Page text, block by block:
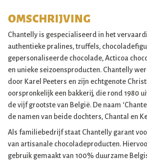
OMSCHRIJVING
Chantelly is gespecialiseerd in het
authentieke pralines, truffels,
gepersonaliseerde chocolade, Acticoa
en unieke seizoensproducten. Chantelly
door Karel Peeters en zijn echtgenote
oorspronkelijk een bakkerij, die rond 1980
de vijf grootste van België. De naam
de namen van beide dochters, Chantal en
Als familiebedrijf staat Chantelly garant
van artisanale chocoladeproducten.
gebruik gemaakt van 100% duurzame